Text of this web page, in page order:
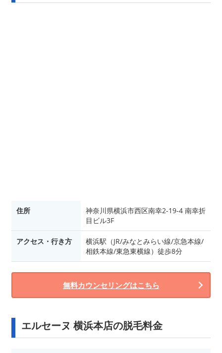
住所
神奈川県横浜市西区南幸2-19-4 南幸折
目ビル3F
アクセス・行き方
横浜駅（JR/みなとみらい線/京急本線/
相鉄本線/東急東横線）徒歩8分
無料カウンセリングはこちら
エルセーヌ 横浜本店の脱毛料金